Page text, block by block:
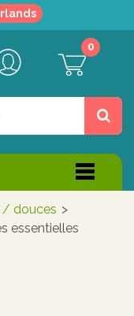
0
/ douces >
essentielles